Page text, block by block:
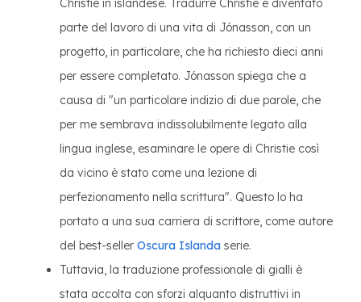
Christie in islandese. Tradurre Christie è diventato
parte del lavoro di una vita di Jónasson, con un
progetto, in particolare, che ha richiesto dieci anni
per essere completato. Jónasson spiega che a
causa di "un particolare indizio di due parole, che
per me sembrava indissolubilmente legato alla
lingua inglese, esaminare le opere di Christie così
da vicino è stato come una lezione di
perfezionamento nella scrittura". Questo lo ha
portato a una sua carriera di scrittore, come autore
del best-seller Oscura Islanda serie.
Tuttavia, la traduzione professionale di gialli è
stata accolta con sforzi alquanto distruttivi in